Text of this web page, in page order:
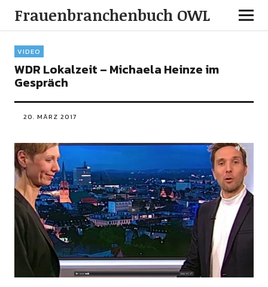
Frauenbranchenbuch OWL
VIDEO
WDR Lokalzeit – Michaela Heinze im
Gespräch
20. MÄRZ 2017